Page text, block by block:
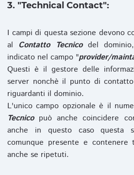
3. "Technical Contact":
I campi di questa sezione devono
al Contatto Tecnicodel
indicato nel campo "provider/
Questi è il gestore delle
server nonchè il punto di
riguardanti il dominio.
L'unico campo opzionale è il
Tecnicopuò anche coincidere
anche in questo caso questa
comunque presente e
anche se ripetuti.